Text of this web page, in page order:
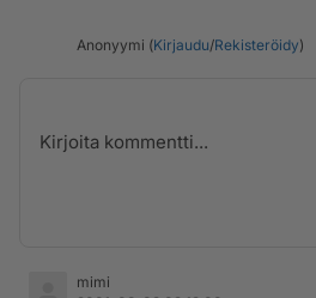
Anonyymi (Kirjaudu/Rekisteröidy)
mimi